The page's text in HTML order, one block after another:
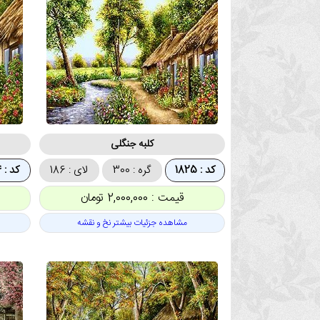
کلبه جنگلی
کد : 1825 گره : 300 لای : 186
قیمت : 2,000,000 تومان
مشاهده جزئیات بیشتر نخ و نقشه
کد : 1824